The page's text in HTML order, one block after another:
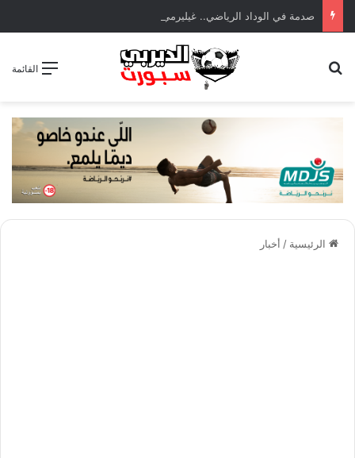
القائمة
الرئيسية / أخبار